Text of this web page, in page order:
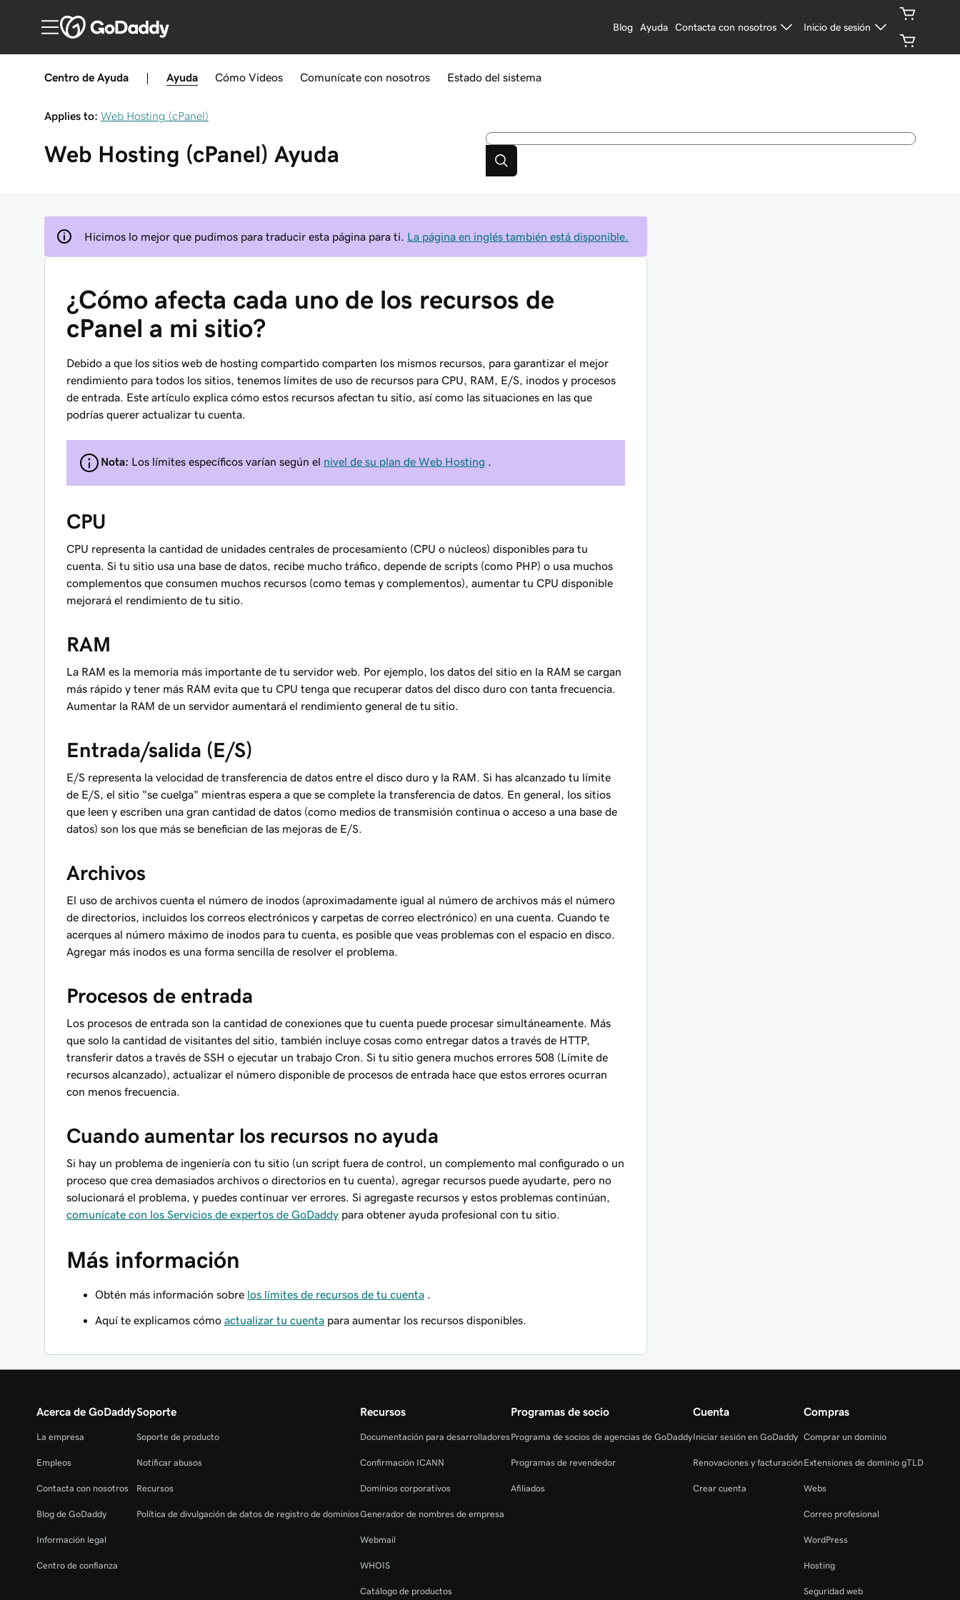
Blog Ayuda Contacta con nosotros Inicio de sesión
Centro de Ayuda Ayuda Cómo Videos Comunícate con nosotros Estado del sistema
Applies to: Web Hosting (cPanel)
Web Hosting (cPanel) Ayuda
Hicimos lo mejor que pudimos para traducir esta página para ti. La página en inglés también está disponible.
¿Cómo afecta cada uno de los recursos de
cPanel a mi sitio?
Debido a que los sitios web de hosting compartido comparten los mismos recursos, para garantizar el mejor
rendimiento para todos los sitios, tenemos límites de uso de recursos para CPU, RAM, E/S, inodos y procesos
de entrada. Este artículo explica cómo estos recursos afectan tu sitio, así como las situaciones en las que
podrías querer actualizar tu cuenta.
Nota: Los límites específicos varían según el nivel de su plan de Web Hosting
CPU
CPU representa la cantidad de unidades centrales de procesamiento (CPU o núcleos) disponibles para tu
cuenta. Si tu sitio usa una base de datos, recibe mucho tráfico, depende de scripts (como PHP) o usa muchos
complementos que consumen muchos recursos (como temas y complementos), aumentar tu CPU disponible
mejorará el rendimiento de tu sitio.
RAM
La RAM es la memoria más importante de tu servidor web. Por ejemplo, los datos del sitio en la RAM se cargan
más rápido y tener más RAM evita que tu CPU tenga que recuperar datos del disco duro con tanta frecuencia.
Aumentar la RAM de un servidor aumentará el rendimiento general de tu sitio.
Entrada/salida (E/S)
E/S representa la velocidad de transferencia de datos entre el disco duro y la RAM. Si has alcanzado tu límite
de E/S, el sitio "se cuelga" mientras espera a que se complete la transferencia de datos. En general, los sitios
que leen y escriben una gran cantidad de datos (como medios de transmisión continua o acceso a una base de
datos) son los que más se benefician de las mejoras de E/S.
Archivos
El uso de archivos cuenta el número de inodos (aproximadamente igual al número de archivos más el número
de directorios, incluidos los correos electrónicos y carpetas de correo electrónico) en una cuenta. Cuando te
acerques al número máximo de inodos para tu cuenta, es posible que veas problemas con el espacio en disco.
Agregar más inodos es una forma sencilla de resolver el problema.
Procesos de entrada
Los procesos de entrada son la cantidad de conexiones que tu cuenta puede procesar simultáneamente. Más
que solo la cantidad de visitantes del sitio, también incluye cosas como entregar datos a través de HTTP,
transferir datos a través de SSH o ejecutar un trabajo Cron. Si tu sitio genera muchos errores 508 (Límite de
recursos alcanzado), actualizar el número disponible de procesos de entrada hace que estos errores ocurran
con menos frecuencia.
Cuando aumentar los recursos no ayuda
Si hay un problema de ingeniería con tu sitio (un script fuera de control, un complemento mal configurado o un
proceso que crea demasiados archivos o directorios en tu cuenta), agregar recursos puede ayudarte, pero no
solucionará el problema, y puedes continuar ver errores. Si agregaste recursos y estos problemas continúan,
comunícate con los Servicios de expertos de GoDaddy para obtener ayuda profesional con tu sitio.
Más información
Obtén más información sobre los límites de recursos de tu cuenta
Aquí te explicamos cómo actualizar tu cuenta para aumentar los recursos disponibles.
Acerca de GoDaddy
La empresa
Empleos
Contacta con nosotros
Blog de GoDaddy
Información legal
Centro de confianza
Soporte
Soporte de producto
Notificar abusos
Recursos
Política de divulgación de datos de registro de dominios
Recursos
Documentación para desarrolladores
Confirmación ICANN
Dominios corporativos
Generador de nombres de empresa
Webmail
WHOIS
Catálogo de productos
Programas de socio
Programa de socios de agencias de GoDaddy
Programas de revendedor
Afiliados
Cuenta
Iniciar sesión en GoDaddy
Renovaciones y facturación
Crear cuenta
Compras
Comprar un dominio
Extensiones de dominio gTLD
Webs
Correo profesional
WordPress
Hosting
Seguridad web